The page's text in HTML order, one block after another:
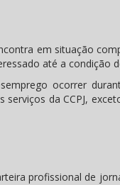
em situação
até a condição
ocorrer
da CCPJ,
profissional de